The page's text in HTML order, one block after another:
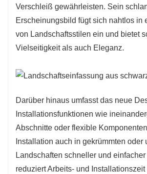
Verschleiß gewährleisten. Sein
Erscheinungsbild fügt sich nahtlos in
von Landschaftsstilen ein und bietet
Vielseitigkeit als auch Eleganz.
Darüber hinaus umfasst das neue
Installationsfunktionen wie
Abschnitte oder flexible
Installation auch in gekrümmten oder
Landschaften schneller und
reduziert Arbeits- und